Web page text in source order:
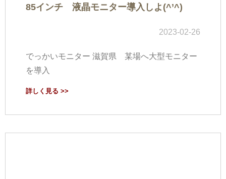
85インチ 液晶モニター導入しよ(^’^)
2023-02-26
でっかいモニター 滋賀県 某場へ大型モニター
を導入
詳しく見る >>